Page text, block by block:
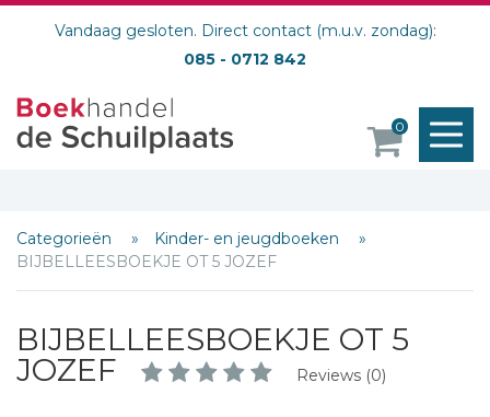
Vandaag gesloten. Direct contact (m.u.v. zondag):
085 - 0712 842
0
Categorieën
Kinder- en jeugdboeken
BIJBELLEESBOEKJE OT 5 JOZEF
BIJBELLEESBOEKJE OT 5
JOZEF
Reviews (0)
Schrijf hieronder je review!
Naam *